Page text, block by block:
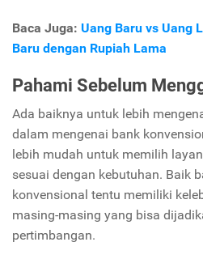
Baca Juga: Uang Baru vs Uang
Baru dengan Rupiah Lama
Pahami Sebelum
Ada baiknya untuk lebih
dalam mengenai bank
lebih mudah untuk memilih
sesuai dengan kebutuhan. Baik
konvensional tentu memiliki
masing-masing yang bisa
pertimbangan.